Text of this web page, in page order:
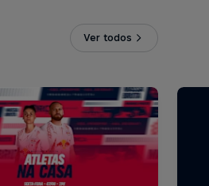
Ver todos